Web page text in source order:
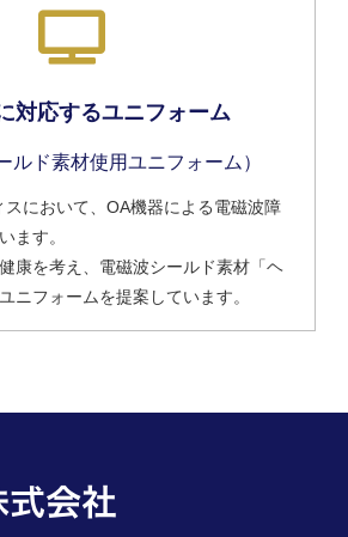
対応するユニフォーム
ルド素材使用ユニフォーム）
において、OA機器による電磁波障
ます。
康を考え、電磁波シールド素材「ヘ
ニフォームを提案しています。